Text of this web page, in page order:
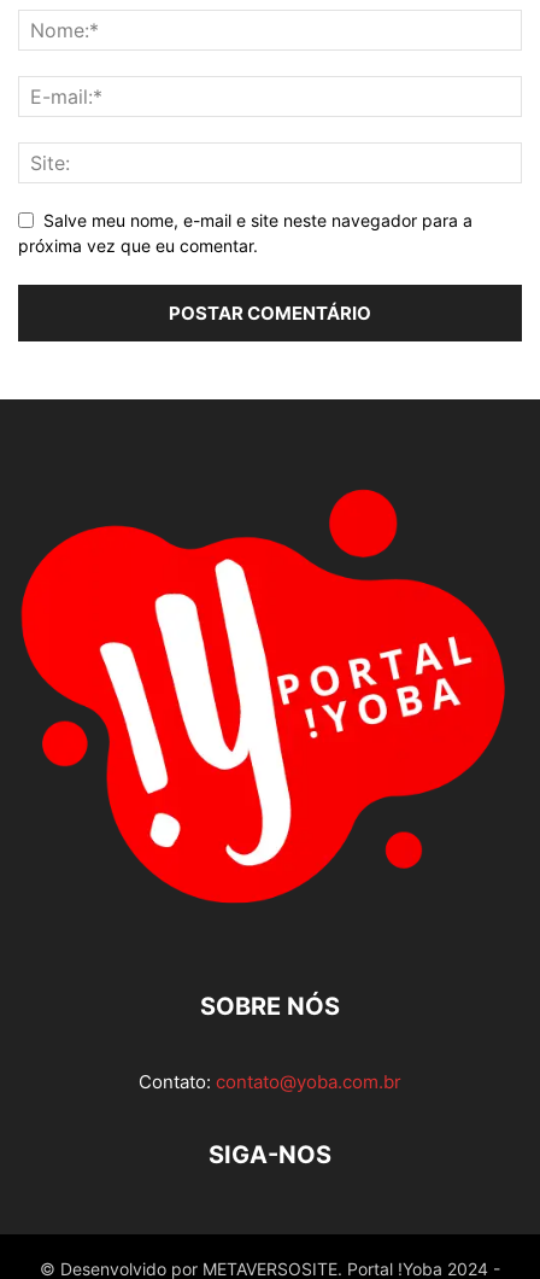
Salve meu nome, e-mail e site neste navegador para a
próxima vez que eu comentar.
SOBRE NÓS
Contato: contato@yoba.com.br
SIGA-NOS
© Desenvolvido por METAVERSOSITE. Portal !Yoba 2024 -